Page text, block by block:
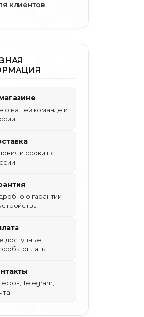
клиентов
о нашей команде и
и сроки по
о гарантии
доступные
оплаты
Telegram,